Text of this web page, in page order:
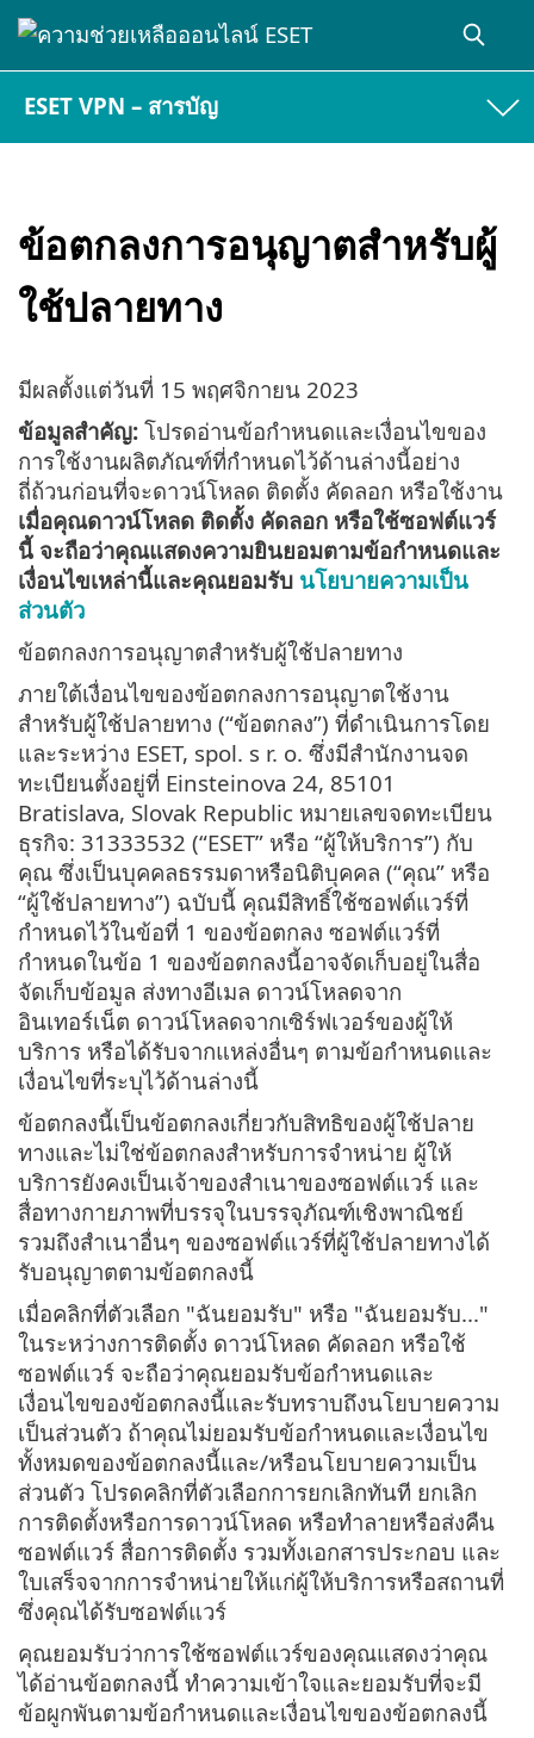
ESET VPN – สารบัญ
ข้อตกลงการอนุญาตสำหรับผู้
ใช้ปลายทาง
มีผลตั้งแต่วันที่ 15 พฤศจิกายน 2023
ข้อมูลสำคัญ: โปรดอ่านข้อกำหนดและเงื่อนไขของ
การใช้งานผลิตภัณฑ์ที่กำหนดไว้ด้านล่างนี้อย่าง
ถี่ถ้วนก่อนที่จะดาวน์โหลด ติดตั้ง คัดลอก หรือใช้งาน
เมื่อคุณดาวน์โหลด ติดตั้ง คัดลอก หรือใช้ซอฟต์แวร์
นี้ จะถือว่าคุณแสดงความยินยอมตามข้อกำหนดและ
เงื่อนไขเหล่านี้และคุณยอมรับ นโยบายความเป็น
ส่วนตัว
ข้อตกลงการอนุญาตสำหรับผู้ใช้ปลายทาง
ภายใต้เงื่อนไขของข้อตกลงการอนุญาตใช้งาน
สำหรับผู้ใช้ปลายทาง (“ข้อตกลง”) ที่ดำเนินการโดย
และระหว่าง ESET, spol. s r. o. ซึ่งมีสำนักงานจด
ทะเบียนตั้งอยู่ที่ Einsteinova 24, 85101
Bratislava, Slovak Republic หมายเลขจดทะเบียน
ธุรกิจ: 31333532 (“ESET” หรือ “ผู้ให้บริการ”) กับ
คุณ ซึ่งเป็นบุคคลธรรมดาหรือนิติบุคคล (“คุณ” หรือ
“ผู้ใช้ปลายทาง”) ฉบับนี้ คุณมีสิทธิ์ใช้ซอฟต์แวร์ที่
กำหนดไว้ในข้อที่ 1 ของข้อตกลง ซอฟต์แวร์ที่
กำหนดในข้อ 1 ของข้อตกลงนี้อาจจัดเก็บอยู่ในสื่อ
จัดเก็บข้อมูล ส่งทางอีเมล ดาวน์โหลดจาก
อินเทอร์เน็ต ดาวน์โหลดจากเซิร์ฟเวอร์ของผู้ให้
บริการ หรือได้รับจากแหล่งอื่นๆ ตามข้อกำหนดและ
เงื่อนไขที่ระบุไว้ด้านล่างนี้
ข้อตกลงนี้เป็นข้อตกลงเกี่ยวกับสิทธิของผู้ใช้ปลาย
ทางและไม่ใช่ข้อตกลงสำหรับการจำหน่าย ผู้ให้
บริการยังคงเป็นเจ้าของสำเนาของซอฟต์แวร์ และ
สื่อทางกายภาพที่บรรจุในบรรจุภัณฑ์เชิงพาณิชย์
รวมถึงสำเนาอื่นๆ ของซอฟต์แวร์ที่ผู้ใช้ปลายทางได้
รับอนุญาตตามข้อตกลงนี้
เมื่อคลิกที่ตัวเลือก "ฉันยอมรับ" หรือ "ฉันยอมรับ..."
ในระหว่างการติดตั้ง ดาวน์โหลด คัดลอก หรือใช้
ซอฟต์แวร์ จะถือว่าคุณยอมรับข้อกำหนดและ
เงื่อนไขของข้อตกลงนี้และรับทราบถึงนโยบายความ
เป็นส่วนตัว ถ้าคุณไม่ยอมรับข้อกำหนดและเงื่อนไข
ทั้งหมดของข้อตกลงนี้และ/หรือนโยบายความเป็น
ส่วนตัว โปรดคลิกที่ตัวเลือกการยกเลิกทันที ยกเลิก
การติดตั้งหรือการดาวน์โหลด หรือทำลายหรือส่งคืน
ซอฟต์แวร์ สื่อการติดตั้ง รวมทั้งเอกสารประกอบ และ
ใบเสร็จจากการจำหน่ายให้แก่ผู้ให้บริการหรือสถานที่
ซึ่งคุณได้รับซอฟต์แวร์
คุณยอมรับว่าการใช้ซอฟต์แวร์ของคุณแสดงว่าคุณ
ได้อ่านข้อตกลงนี้ ทำความเข้าใจและยอมรับที่จะมี
ข้อผูกพันตามข้อกำหนดและเงื่อนไขของข้อตกลงนี้